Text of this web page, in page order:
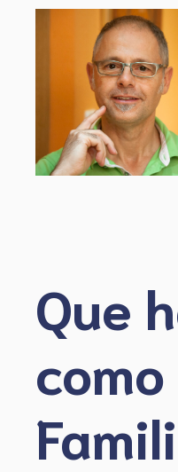
Saltar
Que